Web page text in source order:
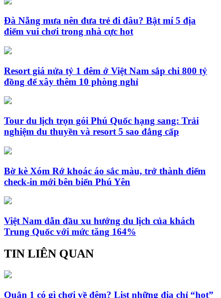
Đà Nẵng mưa nên đưa trẻ đi đâu? Bật mí 5 địa
điểm vui chơi trong nhà cực hot
Resort giá nửa tỷ 1 đêm ở Việt Nam sắp chi 800 tỷ
đồng để xây thêm 10 phòng nghỉ
Tour du lịch trọn gói Phú Quốc hạng sang: Trải
nghiệm du thuyền và resort 5 sao đẳng cấp
Bờ kè Xóm Rớ khoác áo sắc màu, trở thành điểm
check-in mới bên biển Phú Yên
Việt Nam dẫn đầu xu hướng du lịch của khách
Trung Quốc với mức tăng 164%
TIN LIÊN QUAN
Quận 1 có gì chơi về đêm? List những địa chỉ “hot”